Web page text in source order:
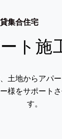
集合住宅
ト施
土地からアパ
様をサポート
す。